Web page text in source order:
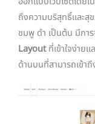
ถึงความบริสุทธิ์และสุ
ชมพู ดำ เป็นต้น มีกา
Layoutที่เข้าใจง่ายแ
ด้านบนที่สามารถเข้า